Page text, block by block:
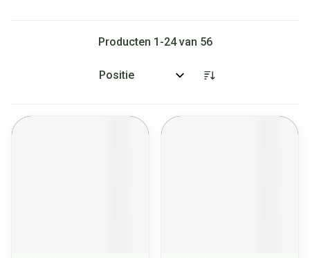
Producten 1 -24van 56
Sorteer op: